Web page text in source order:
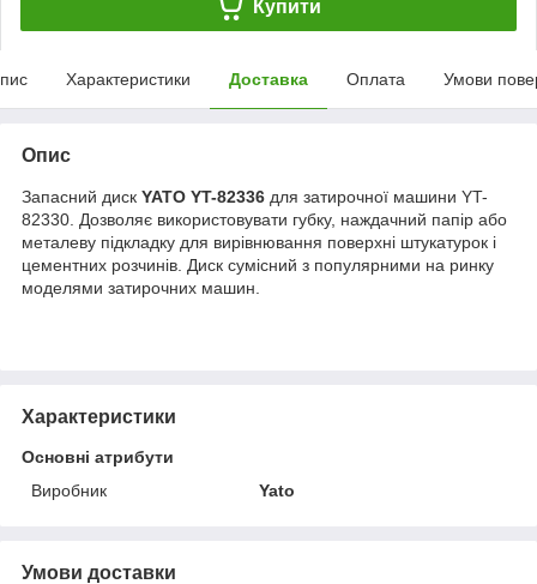
Купити
Характеристики Доставка Оплата Умови
Опис
Запасний диск YATO YT-82336 для затирочної машини YT-
82330. Дозволяє використовувати губку, наждачний папір або
металеву підкладку для вирівнювання поверхні штукатурок і
цементних розчинів. Диск сумісний з популярними на ринку
моделями затирочних машин.
Характеристики
Основні атрибути
Виробник
Yato
Умови доставки